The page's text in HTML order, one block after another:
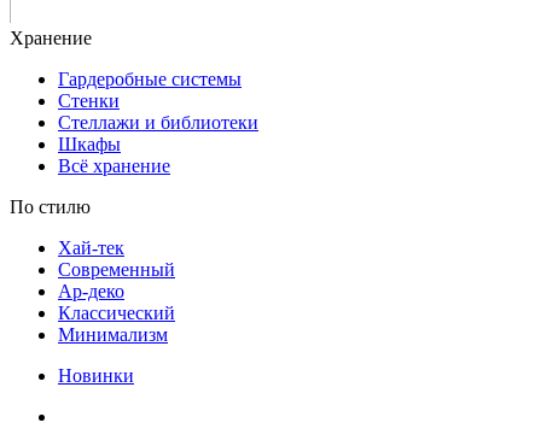
Гардеробные системы
Стенки
Стеллажи и библиотеки
Шкафы